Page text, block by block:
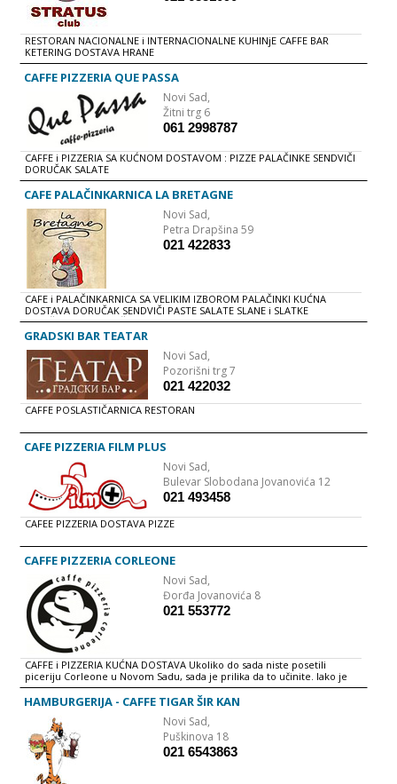
RESTORAN NACIONALNE i INTERNACIONALNE KUHINjE CAFFE BAR
KETERING DOSTAVA HRANE
CAFFE PIZZERIA QUE PASSA
Novi Sad,
Žitni trg 6
061 2998787
CAFFE i PIZZERIA SA KUĆNOM DOSTAVOM : PIZZE PALAČINKE SENDVIČI
DORUČAK SALATE
CAFE PALAČINKARNICA LA BRETAGNE
Novi Sad,
Petra Drapšina 59
021 422833
CAFE i PALAČINKARNICA SA VELIKIM IZBOROM PALAČINKI KUĆNA
DOSTAVA DORUČAK SENDVIČI PASTE SALATE SLANE i SLATKE
PALAČINKE DEZERTI ŠEJKOVI Kapri palacinka, plazma shake od banane,
nutella espresso... Dobro dosli u Novi Sad i kafe palacinkarnicu La
Drapsina. Dodjite i osetite atmosferu cuvenih francuskih bistroa i
crêperie-a, uz muziku Edith Piaf, jedinstven enterijer i ljubazno
osoblje. Popijte neizbeznu jutarnju kaficu, probajte neku od preko 30
slanih i slatkih palacinki sa naseg menija.Opustite se, uzivajte i bar na
trenutak ostavite po strani dnevne obaveze.
GRADSKI BAR TEATAR
Novi Sad,
Pozorišni trg 7
021 422032
CAFFE POSLASTIČARNICA RESTORAN
CAFE PIZZERIA FILM PLUS
Novi Sad,
Bulevar Slobodana Jovanovića 12
021 493458
CAFEE PIZZERIA DOSTAVA PIZZE
CAFFE PIZZERIA CORLEONE
Novi Sad,
Đorđa Jovanovića 8
021 553772
CAFFE i PIZZERIA KUĆNA DOSTAVA Ukoliko do sada niste posetili
piceriju Corleone u Novom Sadu, sada je prilika da to učinite. Iako je
picerija nazvana po veoma poznatoj i na glasu opasnoj porodici
Corleone, atmosfera u ovoj maloj piceriji je sasvim drugačija,topla i
prijatna. Jela pripremljena sa ljubavlju, osvojiće vaše stomake i otopiti
led sa srca nepoverljivih i opreznih gurmana. Uverite se u kvalitet
hrane i opustite se jer ova porodica Corleone služi Vama.
HAMBURGERIJA - CAFFE TIGAR ŠIR KAN
Novi Sad,
Puškinova 18
021 6543863